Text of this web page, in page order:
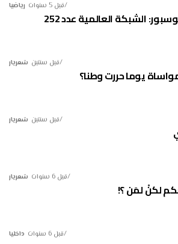
رياضيا قبل 5 سنوات
الشبكة العالمية عدد 252
شعريار قبل سنتين
يوما حررت وطنا؟
شعريار قبل سنتين
شعريار قبل 6 سنوات
لكنْ لمَن ؟!
داخليا قبل 6 سنوات